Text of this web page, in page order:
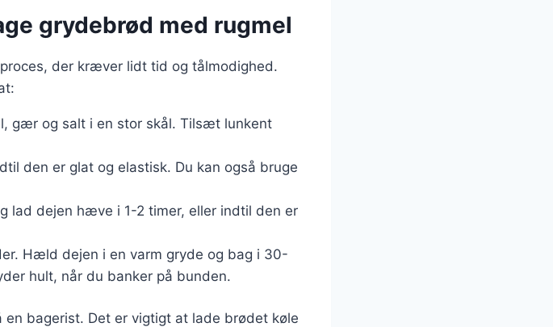
grydebrød med rugmel
der kræver lidt tid og tålmodighed.
gær og salt i en stor skål. Tilsæt lunkent
den er glat og elastisk. Du kan også bruge
lad dejen hæve i 1-2 timer, eller indtil den er
Hæld dejen i en varm gryde og bag i 30-
hult, når du banker på bunden.
bagerist. Det er vigtigt at lade brødet køle